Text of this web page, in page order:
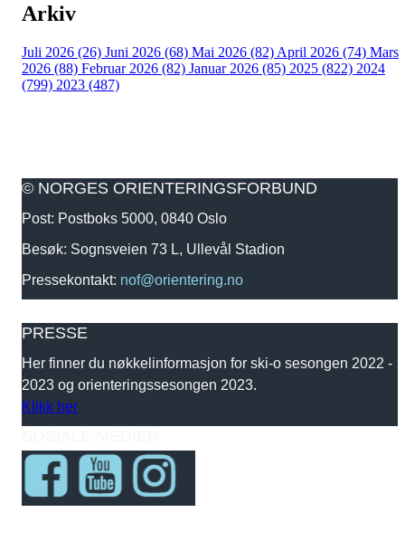
Arkiv
Juli 2026 (26) Juni 2026 (68) Mai 2026 (82) April 2026 (74) Mars
2026 (88) Februar 2026 (82) Januar 2026 (85) 2025 (822) 2024
(799) 2023 (487)
© NORGES ORIENTERINGSFORBUND
Post: Postboks 5000, 0840 Oslo
Besøk: Sognsveien 73 L, Ullevål Stadion
Pressekontakt: nof@orientering.no
PRESSE
Her finner du nøkkelinformasjon for ski-o sesongen 2022 -
2023 og orienteringssesongen 2023.
Klikk her